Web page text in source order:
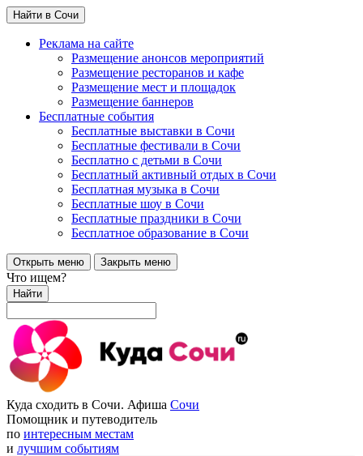
Найти в Сочи
Реклама на сайте
Размещение анонсов мероприятий
Размещение ресторанов и кафе
Размещение мест и площадок
Размещение баннеров
Бесплатные события
Бесплатные выставки в Сочи
Бесплатные фестивали в Сочи
Бесплатно с детьми в Сочи
Бесплатный активный отдых в Сочи
Бесплатная музыка в Сочи
Бесплатные шоу в Сочи
Бесплатные праздники в Сочи
Бесплатное образование в Сочи
Открыть меню Закрыть меню
Что ищем?
Найти
Куда сходить в Сочи. Афиша Сочи
Помощник и путеводитель
по интересным местам
и лучшим событиям